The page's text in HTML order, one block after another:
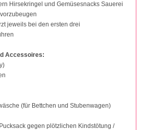
Hirsekringel und Gemüsesnacks Sauerei
jeweils bei den ersten drei
Accessoires:
(für Bettchen und Stubenwagen)
gegen plötzlichen Kindstötung /